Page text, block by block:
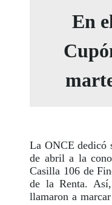
En
La ONCE dedicó
de abril a la
Casilla 106 de
de la Renta.
llamaron a